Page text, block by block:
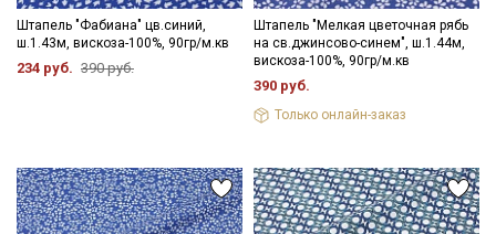
Штапель "Фабиана" цв.синий,
ш.1.43м, вискоза-100%, 90гр/м.кв
234 руб. 390 руб.
Штапель "Мелкая цветочная рябь
на св.джинсово-синем", ш.1.44м,
вискоза-100%, 90гр/м.кв
390 руб.
Только онлайн-заказ